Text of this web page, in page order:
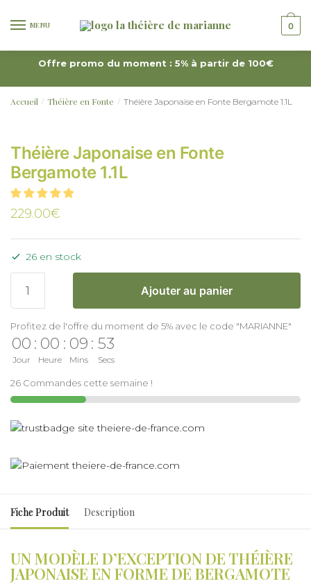
MENU 0
Offre promo du moment : 5% à partir de 100€
Accueil / Théière en Fonte / Théière Japonaise en Fonte Bergamote 1.1L
Théière Japonaise en Fonte
Bergamote 1.1L
229.00€
26 en stock
Ajouter au panier
Profitez de l'offre du moment de 5% avec le code "MARIANNE"
00
Jour
: 00
Heure
: 09
Mins
: 53
Secs
26 Commandes cette semaine !
Fiche Produit Description
UN MODÈLE D’EXCEPTION DE THÉIÈRE
JAPONAISE EN FORME DE BERGAMOTE